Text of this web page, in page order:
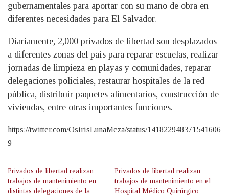
gubernamentales para aportar con su mano de obra en
diferentes necesidades para El Salvador.
Diariamente, 2,000 privados de libertad son desplazados
a diferentes zonas del país para reparar escuelas, realizar
jornadas de limpieza en playas y comunidades, reparar
delegaciones policiales, restaurar hospitales de la red
pública, distribuir paquetes alimentarios, construcción de
viviendas, entre otras importantes funciones.
https://twitter.com/OsirisLunaMeza/status/141822948371541606
9
Privados de libertad realizan
trabajos de mantenimiento en
distintas delegaciones de la
Privados de libertad realizan
trabajos de mantenimiento en el
Hospital Médico Quirúrgico